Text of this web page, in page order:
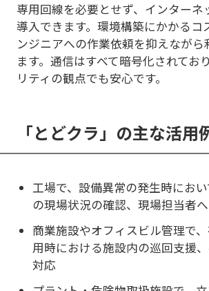
専用回線を必要とせず、インターネ
導入できます。環境構築にかかるコ
ンジニアへの作業依頼を抑えながら
ます。通信はすべて暗号化されてお
リティの観点でも安心です。
「とどクラ」の主な活用
工場で、設備異常の発生時にお
の現場状況の確認、現場担当者
商業施設やオフィスビル管理で
用時における施設内の巡回支援
対応